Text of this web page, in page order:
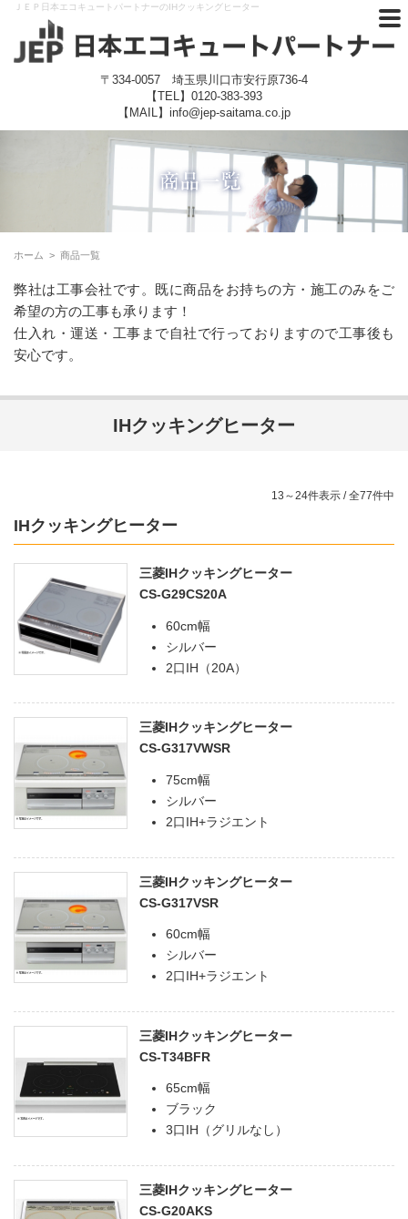
ＪＥＰ日本エコキュートパートナーのIHクッキングヒーター
〒334-0057 埼玉県川口市安行原736-4
【TEL】 0120-383-393
【MAIL】info@jep-saitama.co.jp
ホーム > 商品一覧
弊社は工事会社です。既に商品をお持ちの方・施工のみをご
希望の方の工事も承ります！
仕入れ・運送・工事まで自社で行っておりますので工事後も
安心です。
IHクッキングヒーター
13～24件表示 / 全77件中
IHクッキングヒーター
三菱IHクッキングヒーター
CS-G29CS20A
60cm幅
シルバー
2口IH（20A）
三菱IHクッキングヒーター
CS-G317VWSR
75cm幅
シルバー
2口IH+ラジエント
三菱IHクッキングヒーター
CS-G317VSR
60cm幅
シルバー
2口IH+ラジエント
三菱IHクッキングヒーター
CS-T34BFR
65cm幅
ブラック
3口IH（グリルなし）
三菱IHクッキングヒーター
CS-G20AKS